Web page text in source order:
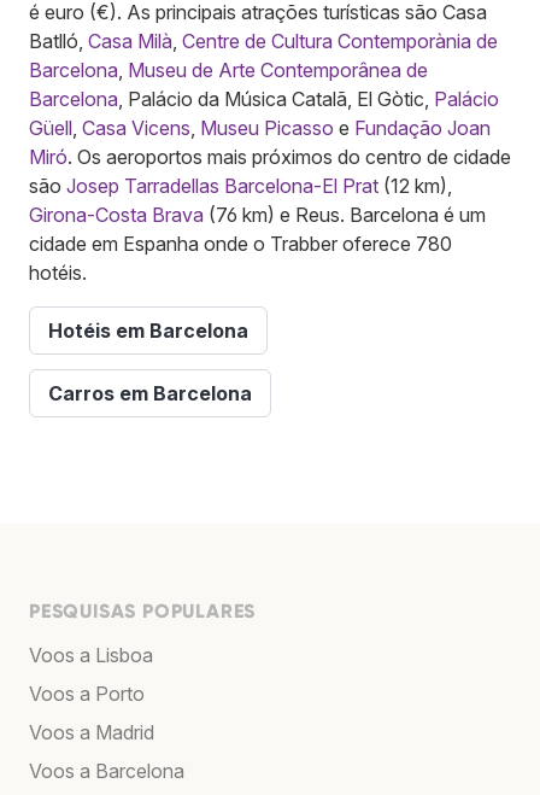
é euro (€). As principais atrações turísticas são Casa
Batlló, Casa Milà Centre de Cultura Contemporània de
Barcelona Museu de Arte Contemporânea de
Barcelona , Palácio da Música Catalã, El Gòtic, Palácio
Güell Casa Vicens Museu Picasso e Fundação Joan
Miró. Os aeroportos mais próximos do centro de cidade
são Josep Tarradellas Barcelona-El Prat (12 km),
Girona-Costa Brava (76 km) e Reus. Barcelona é um
cidade em Espanha onde o Trabber oferece 780
hotéis.
Hotéis em Barcelona
Carros em Barcelona
PESQUISAS POPULARES
Voos a Lisboa
Voos a Porto
Voos a Madrid
Voos a Barcelona